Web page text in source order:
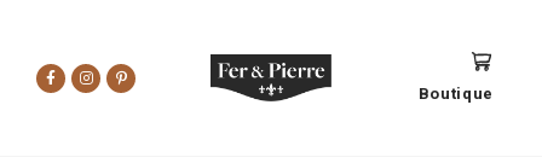
Boutique